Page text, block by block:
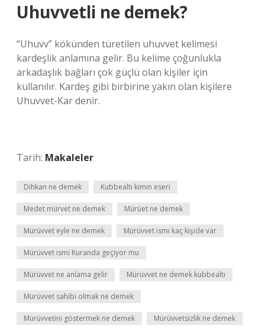
Uhuvvetli ne demek?
“Uhuvv” kökünden türetilen uhuvvet kelimesi
kardeşlik anlamına gelir. Bu kelime çoğunlukla
arkadaşlık bağları çok güçlü olan kişiler için
kullanılır. Kardeş gibi birbirine yakın olan kişilere
Uhuvvet-Kar denir.
Tarih: Makaleler
Dihkan ne demek Kubbealtı kimin eseri
Medet mürvet ne demek Mürüet ne demek
Mürüvvet eyle ne demek Mürüvvet ismi kaç kişide var
Mürüvvet ismi Kuranda geçiyor mu
Mürüvvet ne anlama gelir Mürüvvet ne demek kubbealtı
Mürüvvet sahibi olmak ne demek
Mürüvvetini göstermek ne demek Mürüvvetsizlik ne demek